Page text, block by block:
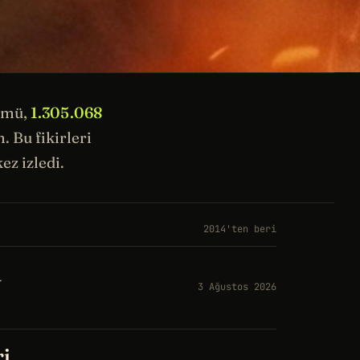
1.305.068
Bu fikirleri
izledi.
2014'ten beri
3 Ağustos 2026